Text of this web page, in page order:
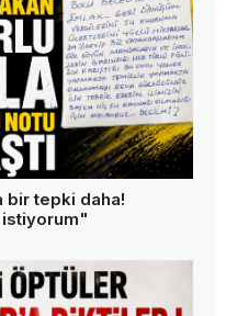
bir tepki daha!
istiyorum"